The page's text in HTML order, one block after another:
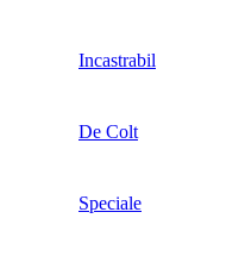
Incastrabil
De Colt
Speciale